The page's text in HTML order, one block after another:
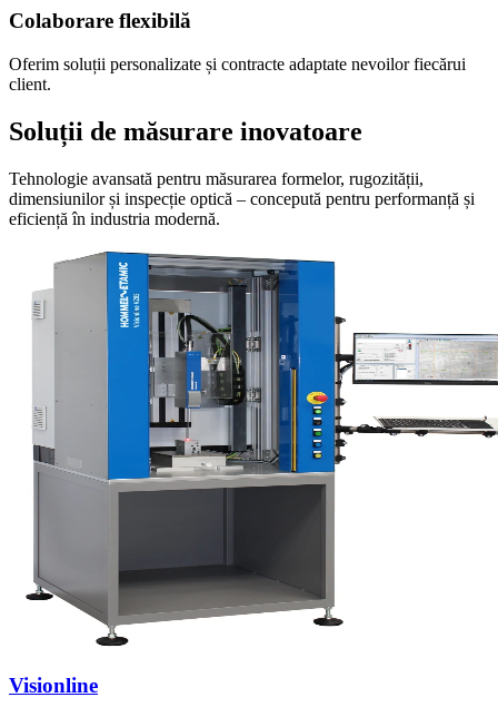
Colaborare flexibilă
Oferim soluții personalizate și contracte adaptate nevoilor fiecărui
client.
Soluții de măsurare inovatoare
Tehnologie avansată pentru măsurarea formelor, rugozității,
dimensiunilor și inspecție optică – concepută pentru performanță și
eficiență în industria modernă.
Visionline